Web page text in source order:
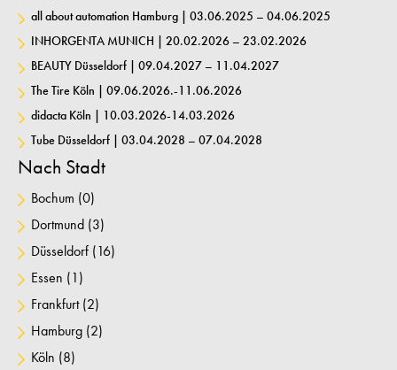
all about automation Hamburg | 03.06.2025 – 04.06.2025
INHORGENTA MUNICH | 20.02.2026 – 23.02.2026
BEAUTY Düsseldorf | 09.04.2027 – 11.04.2027
The Tire Köln | 09.06.2026.-11.06.2026
didacta Köln | 10.03.2026-14.03.2026
Tube Düsseldorf | 03.04.2028 – 07.04.2028
Nach Stadt
Bochum (0)
Dortmund (3)
Düsseldorf (16)
Essen (1)
Frankfurt(2)
Hamburg (2)
Köln (8)